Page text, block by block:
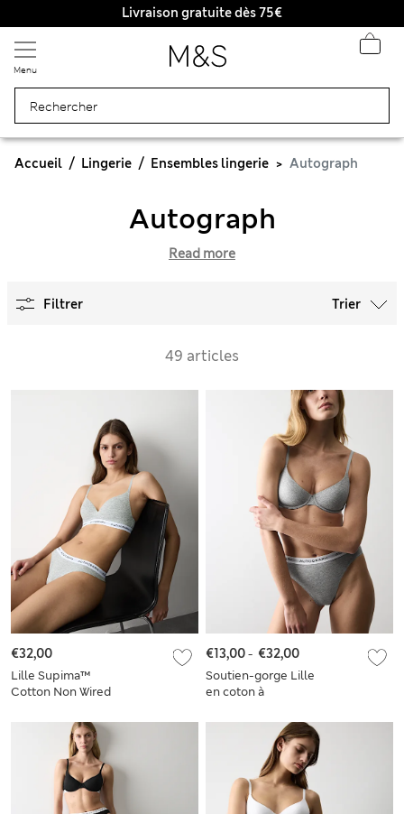
Livraison gratuite dès 75€
Menu
Accueil Lingerie Ensembles lingerie Autograph
Autograph
Read more
Filtrer Trier
49 articles
Lille Supima™
Cotton Non Wired
€32,00
Soutien-gorge Lille
en coton à
bonnets A à E
€13,00- €32,00